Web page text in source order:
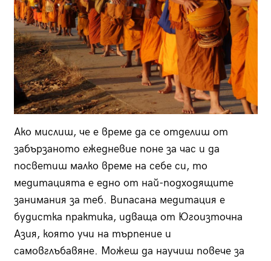
Ако мислиш, че е време да се отделиш от
забързаното ежедневие поне за час и да
посветиш малко време на себе си, то
медитацията е едно от най-подходящите
занимания за теб. Випасана медитация е
будистка практика, идваща от Югоизточна
Азия, която учи на търпение и
самовглъбавяне. Можеш да научиш повече за